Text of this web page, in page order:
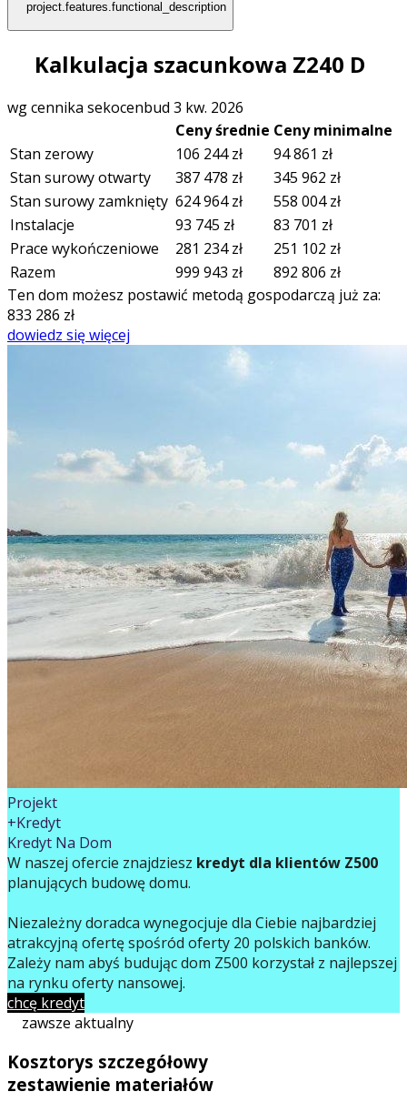
project.features.functional_description
Kalkulacja szacunkowa Z240 D
wg cennika sekocenbud 3 kw. 2026
Ceny średnie Ceny minimalne
Stan zerowy
106 244zł 94 861 zł
Stan surowy otwarty
387 478 zł 345 962 zł
Stan surowy zamknięty 624 964zł 558 004zł
Instalacje
93 745 zł 83 701 zł
Prace wykończeniowe
281 234zł 251 102 zł
Razem
999 943 zł 892 806 zł
Ten dom możesz postawić metodą gospodarczą już za:
833 286 zł
dowiedz się więcej
Projekt
+Kredyt
Kredyt Na Dom
W naszej ofercie znajdziesz kredyt dla klientów Z500
planujących budowę domu.
Niezależny doradca wynegocjuje dla Ciebie najbardziej
atrakcyjną ofertę spośród oferty 20 polskich banków.
Zależy nam abyś budując dom Z500 korzystał z najlepszej
na rynku oferty finansowej.
chcę kredyt
zawsze aktualny
Kosztorys szczegółowy
zestawienie materiałów